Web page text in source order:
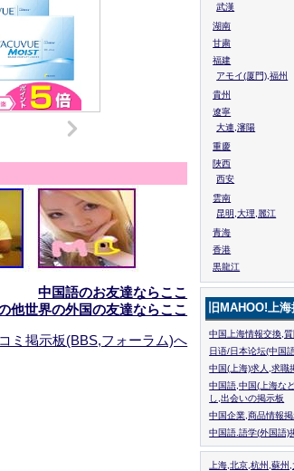
中国語のお友達ならここ
他世界の外国の友達ならここ
ミ掲示板(BBS,フォーラム)へ
武漢
湖南
甘粛
福建
アモイ(厦門),福州
貴州
遼寧
大連,瀋陽
重慶
陜西
西安
雲南
昆明,大理,麗江
青海
香港
黒龍江
旧MAHOO!上
中国上海情報交換,
日语/日本论坛(中国
中国(上海)求人,求職
中国語,中国(上海な
し,出会いの掲示板
中国企業,商品情報掲
中国語.語学(外国語)
上海,北京,杭州,蘇州,